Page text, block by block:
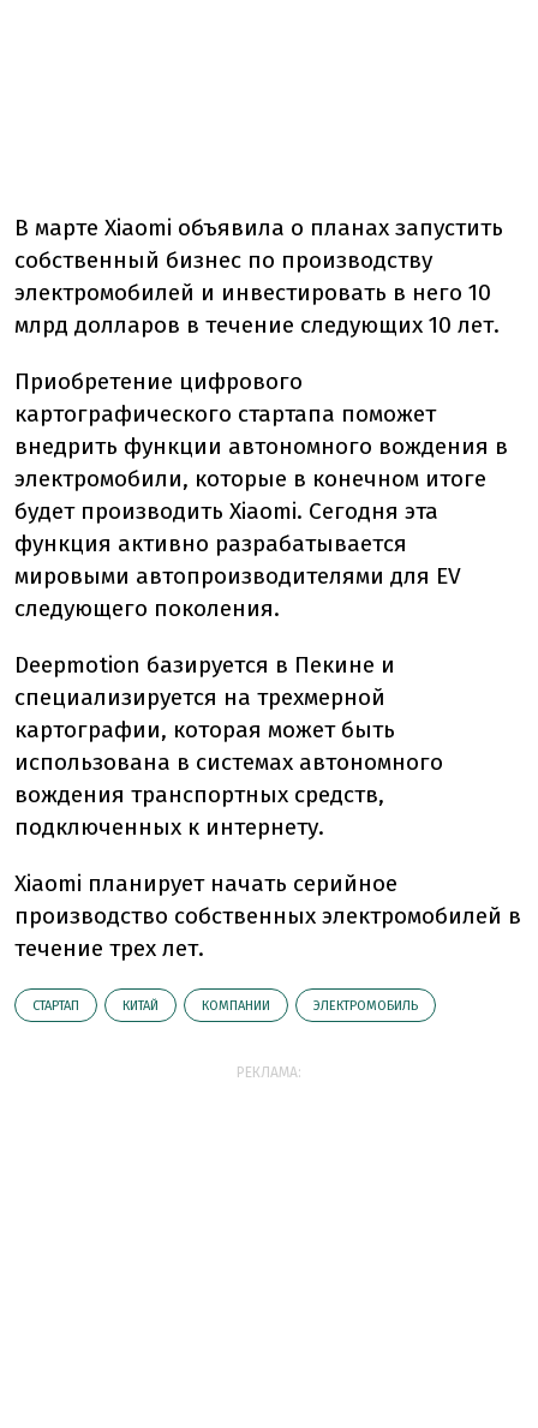
В марте Xiaomi объявила о планах запустить
собственный бизнес по производству
электромобилей и инвестировать в него 10
млрд долларов в течение следующих 10 лет.
Приобретение цифрового
картографического стартапа поможет
внедрить функции автономного вождения в
электромобили, которые в конечном итоге
будет производить Xiaomi. Сегодня эта
функция активно разрабатывается
мировыми автопроизводителями для EV
следующего поколения.
Deepmotion базируется в Пекине и
специализируется на трехмерной
картографии, которая может быть
использована в системах автономного
вождения транспортных средств,
подключенных к интернету.
Xiaomi планирует начать серийное
производство собственных электромобилей в
течение трех лет.
СТАРТАП КИТАЙ КОМПАНИИ ЭЛЕКТРОМОБИЛЬ
РЕКЛАМА: